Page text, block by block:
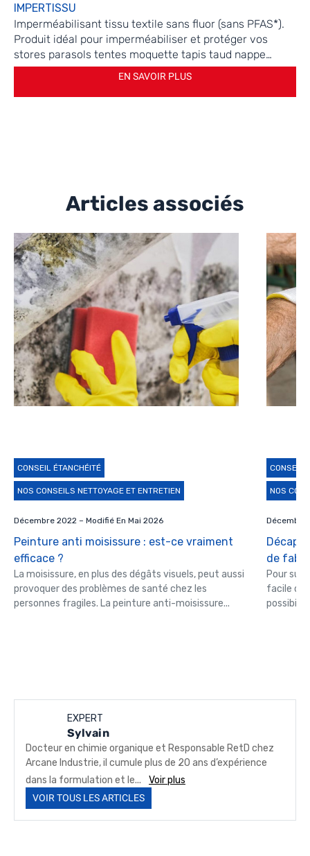
IMPERTISSU
Imperméabilisant tissu textile sans fluor (sans PFAS*).
Produit idéal pour imperméabiliser et protéger vos
stores parasols tentes moquette tapis taud nappe…
EN SAVOIR PLUS
Articles associés
CONSEIL ÉTANCHÉITÉ
NOS CONSEILS NETTOYAGE ET ENTRETIEN
Décembre 2022 – Modifié En Mai 2026
Peinture anti moisissure : est-ce vraiment
efficace ?
La moisissure, en plus des dégâts visuels, peut aussi
provoquer des problèmes de santé chez les
personnes fragiles. La peinture anti-moisissure...
NOS
Décembre
de
Pour
facile de
EXPERT
Sylvain
Docteur en chimie organique et Responsable RetD chez
Arcane Industrie, il cumule plus de 20 ans d’expérience
dans la formulation et le...
Voir plus
VOIR TOUS LES ARTICLES